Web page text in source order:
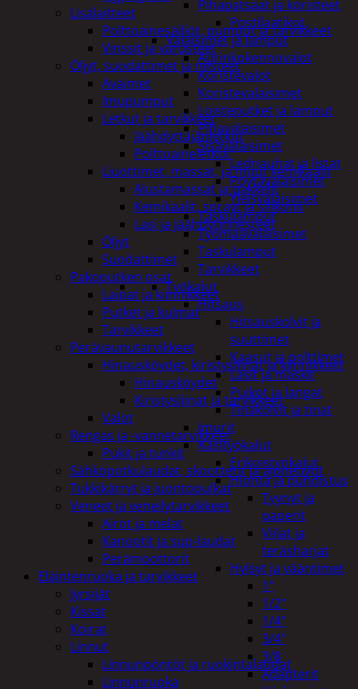
Pihapatsaat ja koristeet
Postilaatikot
Valaisimet ja lamput
Aurinkokennovalot
Koristevalot
Koristevalaisimet
Loisteputket ja lamput
Pihavalaisimet
Sisävalaisimet
Lednauhat ja listat
Pöytävalaisimet
Yleisvalaisimet
Taskulamput
Työmaavalaisimet
Taskulamput
Tarvikkeet
Työkalut
Hitsaus
Hitsauskolvit ja
suuttimet
Kaasut ja polttimet
Lasit ja maskit
Puikot ja langat
Tinakolvit ja tinat
Imurit
Käsityökalut
Erikoistyökalut
Hionta ja puhdistus
Tyynyt ja
paperit
Viilat ja
teräsharjat
Hylsyt ja vääntimet
1"
1/2"
1/4"
3/4"
3/8
Adapterit
Lisälaitteet
Polttoainesäiliöt, pumput ja tarvikkeet
Vinssit ja varusteet
Öljyt, suodattimet ja nesteet
Avaimet
Imupumput
Letkut ja tarvikkeet
Jäähdyttäjänletkut
Polttoaineletkut
Liuottimet, massat, ja muut kemikaalit
Alustamassat ja pakkelit
Kemikaalit, sprayt ja silikonit
Lasi ja jäähdytinnesteet
Öljyt
Suodattimet
Pakoputken osat
Laipat ja kiinnikkeet
Putket ja kulmat
Tarvikkeet
Perävaunutarvikkeet
Hinausköydet, kiristysliinat ja kiinnikkeet
Hinausköydet
Kiristysliinat ja tarvikkeet
Valot
Rengas ja -vannetarvikkeet
Pukit ja tunkit
Sähköpotkulaudat, skootterit ja ajoneuvot
Tukkikärryt ja juontopulkat
Veneet ja veneilytarvikkeet
Airot ja melat
Kanootit ja sup-laudat
Perämoottorit
Eläintenruoka ja tarvikkeet
Jyrsijät
Kissat
Koirat
Linnut
Linnunpöntöt ja ruokintalaudat
Linnunruoka